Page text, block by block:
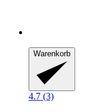
Warenkorb
4.7 (3)